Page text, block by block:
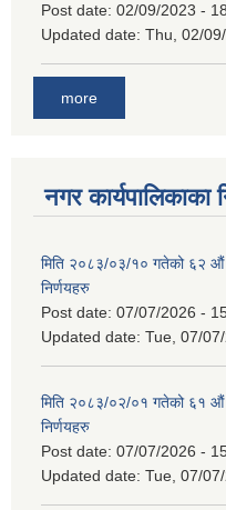
Post date: 02/09/2023 -
Updated date: Thu, 02/
more
नगर कार्यपालिकाका
मिति २०८३/०३/१० गतेको ६२ औं
निर्णयहरु
Post date: 07/07/2026 -
Updated date: Tue, 07/
मिति २०८३/०२/०१ गतेको ६१ औं
निर्णयहरु
Post date: 07/07/2026 -
Updated date: Tue, 07/